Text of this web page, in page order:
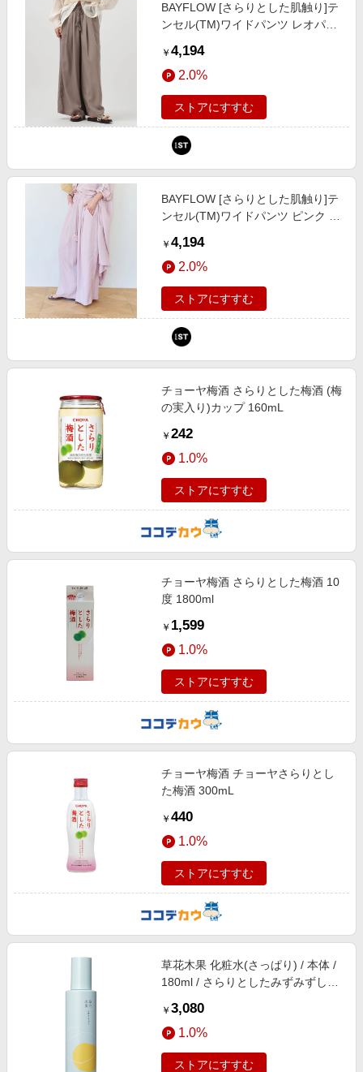
BAYFLOW [さらりとした肌触り]テ
ンセル(TM)ワイドパンツ レオパー
ー 601283 and ST アンドエスティ
（旧ドットエスティ）
￥ 4,194
2.0%
ストアにすすむ
BAYFLOW [さらりとした肌触り]テ
ンセル(TM)ワイドパンツ ピンク M
601283 and ST アンドエスティ
（旧ドットエスティ）
￥ 4,194
2.0%
ストアにすすむ
チョーヤ梅酒 さらりとした梅酒 (梅
の実入り)カップ 160mL
￥ 242
1.0%
ストアにすすむ
チョーヤ梅酒 さらりとした梅酒 10
度 1800ml
￥ 1,599
1.0%
ストアにすすむ
チョーヤ梅酒 チョーヤさらりとし
た梅酒 300mL
￥ 440
1.0%
ストアにすすむ
草花木果 化粧水(さっぱり) / 本体 /
180ml / さらりとしたみずみずしい
￥ 3,080
1.0%
ストアにすすむ